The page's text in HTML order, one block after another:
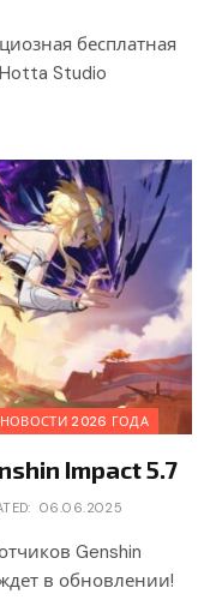
бесплатная
Studio
НОВОСТИ 2026 ГОДА
Impact 5.7
06.06.2025
Genshin
в обновлении!